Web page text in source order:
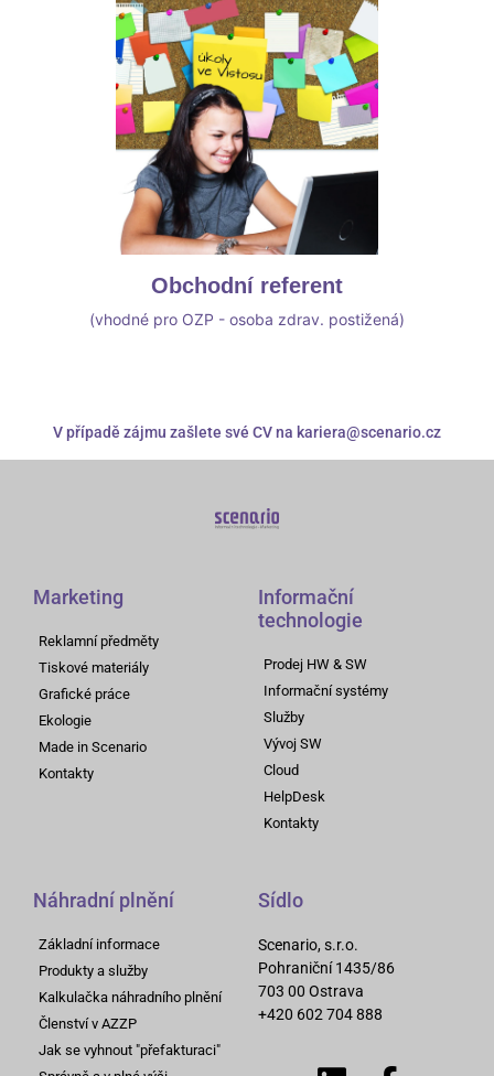
Obchodní referent
(vhodné pro OZP - osoba zdrav. postižená)
V případě zájmu zašlete své CV na kariera@scenario.cz
Marketing
Reklamní předměty
Tiskové materiály
Grafické práce
Ekologie
Made in Scenario
Kontakty
Informační
technologie
Prodej HW & SW
Informační systémy
Služby
Vývoj SW
Cloud
HelpDesk
Kontakty
Náhradní plnění
Základní informace
Produkty a služby
Kalkulačka náhradního plnění
Členství v AZZP
Jak se vyhnout "přefakturaci"
Sídlo
Scenario, s.r.o.
Pohraniční 1435/86
703 00 Ostrava
+420 602 704 888